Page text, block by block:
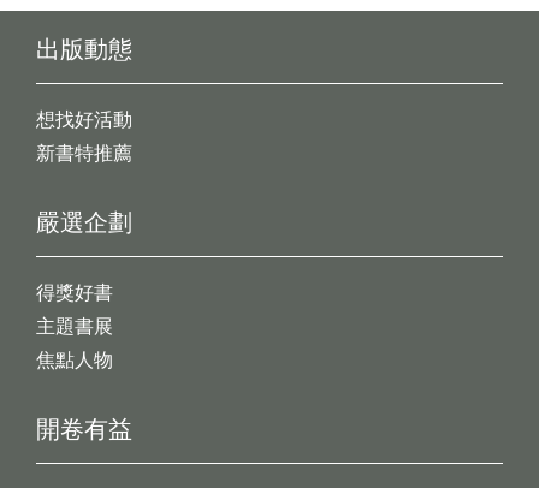
出版動態
想找好活動
新書特推薦
開卷有益
嚴選企劃
得獎好書
主題書展
焦點人物